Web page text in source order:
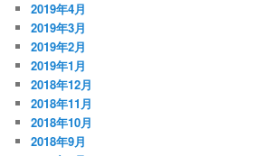
2019年4月
2019年3月
2019年2月
2019年1月
2018年12月
2018年11月
2018年10月
2018年9月